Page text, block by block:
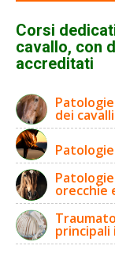
Corsi
cavallo, con
accreditati
dei cavalli
orecchie